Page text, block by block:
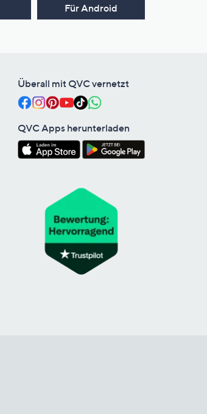
Für Android
Überall mit QVC vernetzt
QVC Apps herunterladen